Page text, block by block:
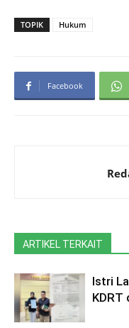
TOPIK Hukum
Facebook
ARTIKEL TERKAIT
Istri
KDRT